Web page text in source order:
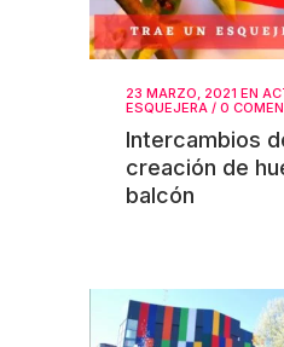
23 MARZO, 2021 EN
ESQUEJERA / 0
Intercambios
creación de
balcón